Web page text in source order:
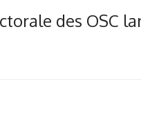
des OSC